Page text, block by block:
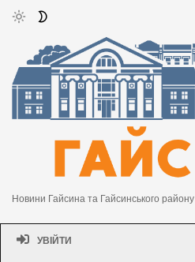
Новини Гайсина та Гайсинського району
УВІЙТИ